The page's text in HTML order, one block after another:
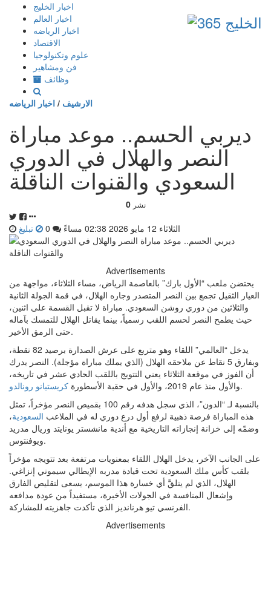
إذهب
المحتوى
اخبار الخليج
اخبار العالم
اخبار الرياضه
الاقتصاد
علوم وتكنولوجيا
فن ومشاهير
وظائف
الارشيف / اخبار الرياضه
ديربي الحسم.. موعد مباراة
النصر والهلال في الدوري
السعودي والقنوات الناقلة
0 نشر
الثلاثاء 12 مايو 2026 02:38 مساءً تبليغ
Advertisements
يحتضن ملعب “الأول بارك” بالعاصمة الرياض، مساء الثلاثاء، مواجهة من
العيار الثقيل تجمع بين النصر المتصدر وجاره الهلال، في قمة الجولة الثانية
والثلاثين من دوري روشن السعودي. مباراة لا تقبل القسمة على اثنين،
حيث يطمح النصر لحسم اللقب رسمياً، بينما يقاتل الهلال للتمسك بآماله
حتى الرمق الأخير.
يدخل “العالمي” اللقاء وهو متربع على عرش الصدارة برصيد 82 نقطة،
وبفارق 5 نقاط عن ملاحقه الهلال (الذي يملك مباراة مؤجلة). النصر يدرك
أن الفوز في موقعة الثلاثاء يعني التتويج باللقب الحادي عشر في تاريخه،
والأول منذ عام 2019، والأول في حقبة الأسطورة
كريستيانو رونالدو
.
بالنسبة لـ “الدون”، الذي سجل هدفه رقم 100 بقميص النصر مؤخراً، تمثل
هذه المباراة فرصة ذهبية لرفع أول درع دوري له في الملاعب السعودية،
وضمّه إلى خزانة إنجازاته التاريخية مع أندية مانشستر يونايتد وريال مدريد
ويوفنتوس.
على الجانب الآخر، يدخل الهلال اللقاء بمعنويات مرتفعة بعد تتويجه مؤخراً
بلقب كأس ملك السعودية تحت قيادة مدربه الإيطالي سيموني إنزاغي.
الهلال، الذي لم يتلقَّ أي خسارة هذا الموسم، يسعى لتقليص الفارق
وإشعال المنافسة في الجولات الأخيرة، مستفيداً من عودة مدافعه
الفرنسي تيو هرنانديز الذي تأكدت جاهزيته للمشاركة.
Advertisements